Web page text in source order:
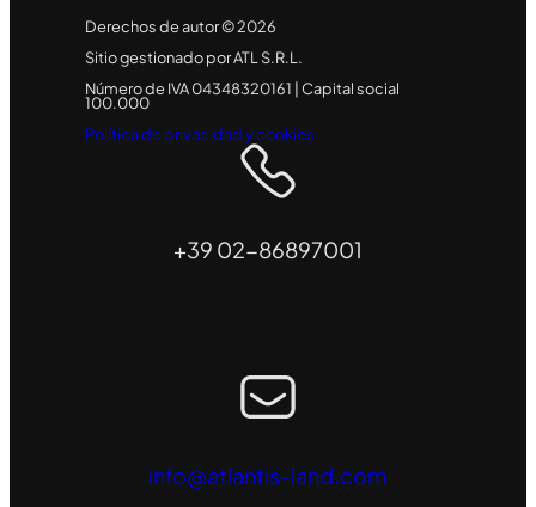
Derechos de autor © 2026
Sitio gestionado por ATL S.R.L.
Número de IVA 04348320161 | Capital social
100.000
Política de privacidad y cookies
+39 02-86897001
info@atlantis-land.com